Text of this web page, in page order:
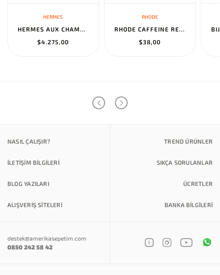
HERMES
HERMES AUX CHAMPS EN FLEURS" PANTS NOIR
$4.275,00
RHODE
RHODE CAFFEINE RESET SCULPTING CREAM MASK
$38,00
NASIL ÇALIŞIR? TREND ÜRÜNLER
İLETİŞİM BİLGİLERİ SIKÇA SORULANLAR
BLOG YAZILARI ÜCRETLER
ALIŞVERİŞ SİTELERİ BANKA BILGILERI
destek@amerikasepetim.com
0850 242 58 42